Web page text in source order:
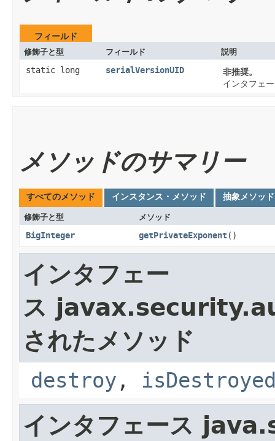
フィールド
修飾子と型 フィールド 説明
static long serialVersionUID
非推奨。
インタフェ
メソッドのサマリー
すべてのメソッド インスタンス・メソッド 抽象メソッド
修飾子と型 メソッド
BigInteger getPrivateExponent()
インタフェー
ス
されたメソッド
destroy,
インタフェース